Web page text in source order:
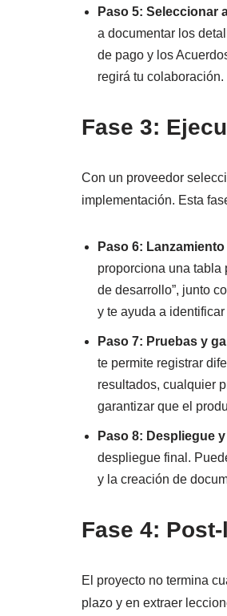
Paso 5: Seleccionar
a documentar los
de pago y los
regirá tu colaboración.
Fase 3:
Con un proveedor
implementación. Esta
Paso 6:
proporciona una tabla
de desarrollo”, junto
y te ayuda a
Paso 7: Pruebas y
te permite registrar
resultados, cualquier
garantizar que el
Paso 8: Despliegue
despliegue final.
y la creación de
Fase 4:
El proyecto no termina
plazo y en extraer